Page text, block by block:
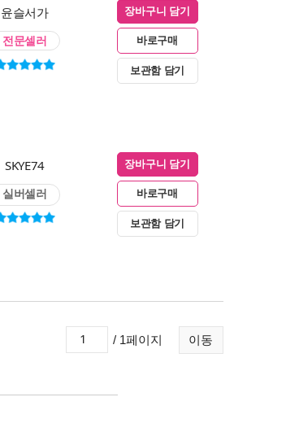
윤슬서가
전문셀러
장바구니 담기
바로구매
보관함 담기
SKYE74
실버셀러
장바구니 담기
바로구매
보관함 담기
이동
/ 1페이지